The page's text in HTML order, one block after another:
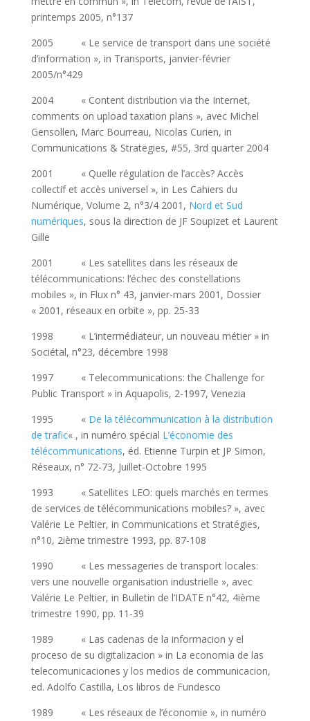
printemps 2005, n°137
2005 « Le service de transport dans une société
d’information », in Transports, janvier-février
2005/n°429
2004 « Content distribution via the Internet,
comments on upload taxation plans », avec Michel
Gensollen, Marc Bourreau, Nicolas Curien, in
Communications & Strategies, #55, 3rd quarter 2004
2001 « Quelle régulation de l’accès? Accès
collectif et accès universel », in Les Cahiers du
Numérique, Volume 2, n°3/4 2001, Nord et Sud
numériques, sous la direction de JF Soupizet et Laurent
Gille
2001 « Les satellites dans les réseaux de
télécommunications: l’échec des constellations
mobiles », in Flux n° 43, janvier-mars 2001, Dossier
« 2001, réseaux en orbite », pp. 25-33
1998 « L’intermédiateur, un nouveau métier » in
Sociétal, n°23, décembre 1998
1997 « Telecommunications: the Challenge for
Public Transport » in Aquapolis, 2-1997, Venezia
1995 « De la télécommunication à la distribution
de trafic« , in numéro spécial L’économie des
télécommunications, éd. Etienne Turpin et JP Simon,
Réseaux, n° 72-73, Juillet-Octobre 1995
1993 « Satellites LEO: quels marchés en termes
de services de télécommunications mobiles? », avec
Valérie Le Peltier, in Communications et Stratégies,
n°10, 2ième trimestre 1993, pp. 87-108
1990 « Les messageries de transport locales:
vers une nouvelle organisation industrielle », avec
Valérie Le Peltier, in Bulletin de l’IDATE n°42, 4ième
trimestre 1990, pp. 11-39
1989 « Las cadenas de la informacion y el
proceso de su digitalizacion » in La economia de las
telecomunicaciones y los medios de communicacion,
ed. Adolfo Castilla, Los libros de Fundesco
1989 « Les réseaux de l’économie », in numéro